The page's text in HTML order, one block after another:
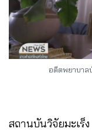
อดีตพยาบาล
สถานบันวิจัยมะเร็